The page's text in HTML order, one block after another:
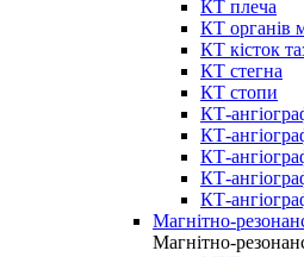
КТ плеча
КТ органів
КТ кісток
КТ стегна
КТ стопи
КТ-
КТ-
КТ-
КТ-
КТ-
Магнітно-
Магнітно-